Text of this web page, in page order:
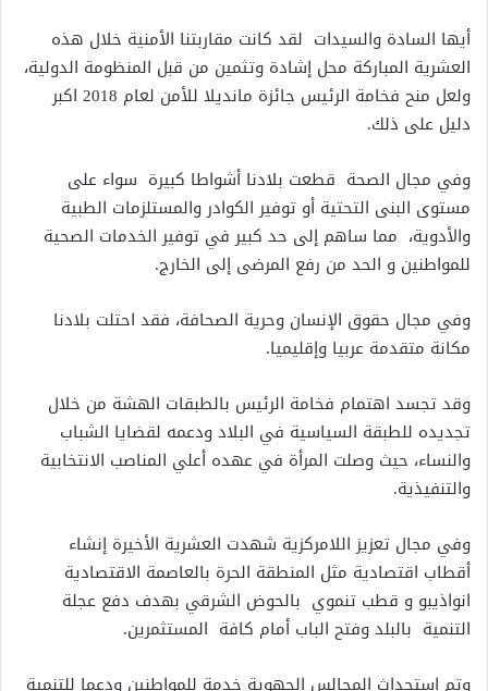
أيها السادة والسيدات لقد كانت مقاربتنا الأمنية خلال هذه
العشرية المباركة محل إشادة وتثمين من قبل المنظومة الدولية،
ولعل منح فخامة الرئيس جائزة مانديلا للأمن لعام 2018 اكبر
دليل على ذلك.
وفي مجال الصحة قطعت بلادنا أشواطا كبيرة سواء على
مستوى البنى التحتية أو توفير الكوادر والمستلزمات الطبية
والأدوية، مما ساهم إلى حد كبير في توفير الخدمات الصحية
للمواطنين و الحد من رفع المرضى إلى الخارج.
وفي مجال حقوق الإنسان وحرية الصحافة، فقد احتلت بلادنا
مكانة متقدمة عربيا وإقليميا.
وقد تجسد اهتمام فخامة الرئيس بالطبقات الهشة من خلال
تجديده للطبقة السياسية في البلاد ودعمه لقضايا الشباب
والنساء، حيث وصلت المرأة في عهده أعلي المناصب الانتخابية
والتنفيذية.
وفي مجال تعزيز اللامركزية شهدت العشرية الأخيرة إنشاء
أقطاب اقتصادية مثل المنطقة الحرة بالعاصمة الاقتصادية
انواذيبو و قطب تنموي بالحوض الشرقي بهدف دفع عجلة
التنمية بالبلد وفتح الباب أمام كافة المستثمرين.
وتم استحداث المجالس الجهوية خدمة للمواطنين ودعما للتنمية